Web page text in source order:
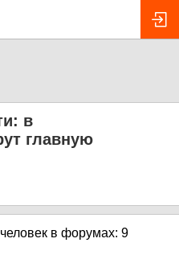
в
главную